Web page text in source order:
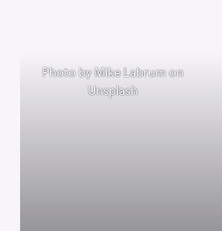
Photo by Mike Labrum on
Unsplash